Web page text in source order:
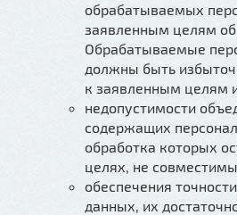
обрабатываемых
заявленным целям
Обрабатываемые
должны быть
к заявленным целям
недопустимости
содержащих
обработка которых
целях, не
обеспечения
данных, их